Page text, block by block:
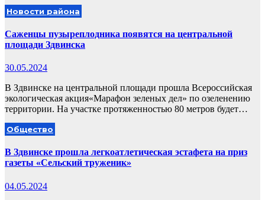
Новости района
Саженцы пузыреплодника появятся на центральной
площади Здвинска
30.05.2024
В Здвинске на центральной площади прошла Всероссийская
экологическая акция«Марафон зеленых дел» по озеленению
территории. На участке протяженностью 80 метров будет…
Общество
В Здвинске прошла легкоатлетическая эстафета на приз
газеты «Сельский труженик»
04.05.2024